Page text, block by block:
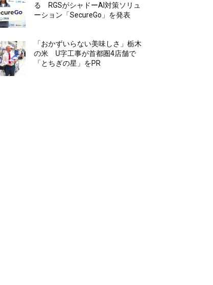
る RGSがシャドーAI対策ソリュ
ーション「SecureGo」を発表
「おかずいらない美味しさ」栃木
の米 U字工事が首都圏4店舗で
「とちぎの星」をPR